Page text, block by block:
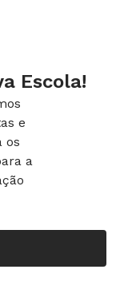
Escola!
e
os
a